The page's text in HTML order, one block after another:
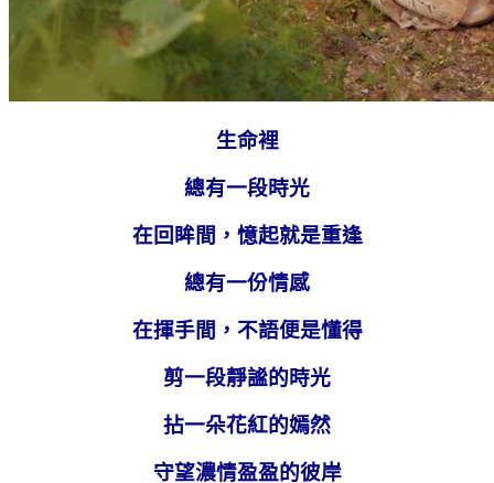
生命裡
總有一段時光
在回眸間，憶起就是重逢
總有一份情感
在揮手間，不語便是懂得
剪一段靜謐的時光
拈一朵花紅的嫣然
守望濃情盈盈的彼岸